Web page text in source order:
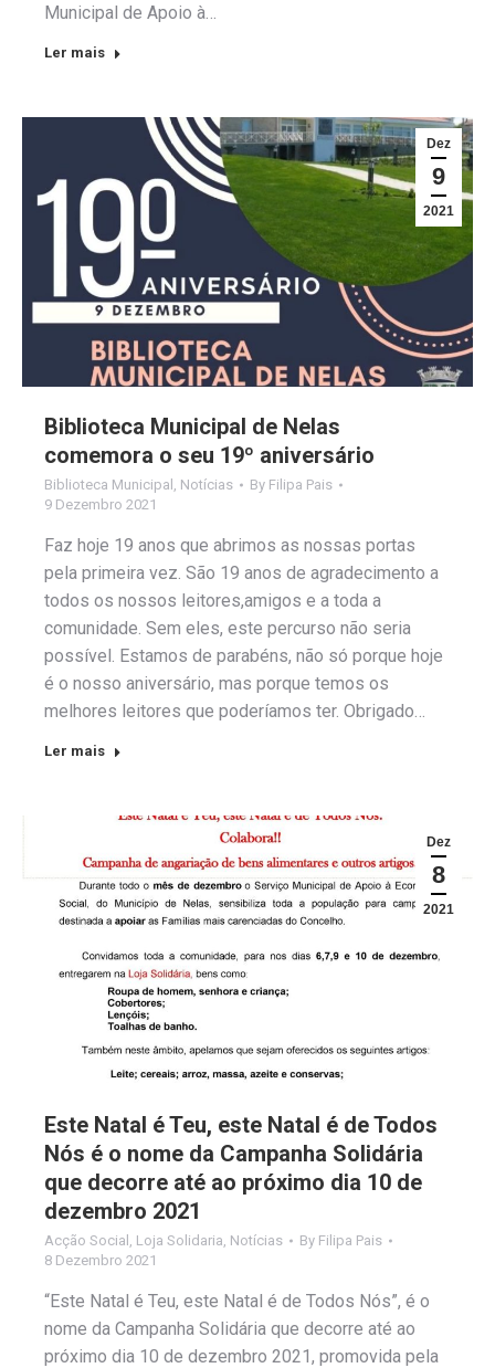
Municipal de Apoio à…
Ler mais
Dez
9
2021
Biblioteca Municipal de Nelas
comemora o seu 19º aniversário
Biblioteca Municipal , Notícias By Filipa Pais
9 Dezembro 2021
Faz hoje 19 anos que abrimos as nossas portas
pela primeira vez. São 19 anos de agradecimento a
todos os nossos leitores,amigos e a toda a
comunidade. Sem eles, este percurso não seria
possível. Estamos de parabéns, não só porque hoje
é o nosso aniversário, mas porque temos os
melhores leitores que poderíamos ter. Obrigado…
Ler mais
Dez
8
2021
Este Natal é Teu, este Natal é de Todos
Nós é o nome da Campanha Solidária
que decorre até ao próximo dia 10 de
dezembro 2021
Acção Social , Loja Solidaria, Notícias By Filipa Pais
8 Dezembro 2021
“Este Natal é Teu, este Natal é de Todos Nós”, é o
nome da Campanha Solidária que decorre até ao
próximo dia 10 de dezembro 2021, promovida pela